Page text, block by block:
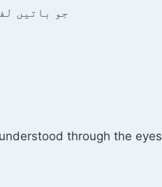
جو باتیں
through the